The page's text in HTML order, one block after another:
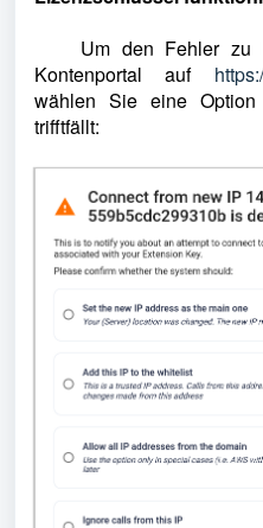
Um den Fehler zu
Kontenportal auf
wählen Sie eine
trifftfällt: